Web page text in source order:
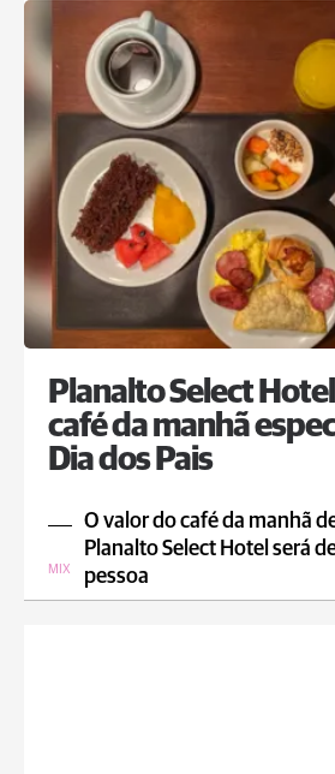
Planalto Select
café da manhã
Dia dos Pais
O valor do café da manhã
Planalto Select Hotel será
pessoa
MIX